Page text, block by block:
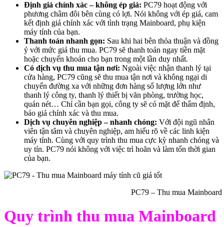
Định giá chính xác – không ép giá: PC79 hoạt động với
phương châm đôi bên cùng có lợi. Nói không với ép giá, cam
kết định giá chính xác với tình trạng Mainboard, phụ kiện
máy tính của bạn.
Thanh toán nhanh gọn: Sau khi hai bên thỏa thuận và đồng
ý với mức giá thu mua. PC79 sẽ thanh toán ngay tiền mặt
hoặc chuyển khoản cho bạn trong một lần duy nhất.
Có dịch vụ thu mua tận nơi: Ngoài việc nhận thanh lý tại
cửa hàng, PC79 cũng sẽ thu mua tận nơi và không ngại di
chuyển đường xa với những đơn hàng số lượng lớn như
thanh lý công ty, thanh lý thiết bị văn phòng, trường học,
quán nét… Chỉ cần bạn gọi, công ty sẽ có mặt để thẩm định,
báo giá chính xác và thu mua.
Dịch vụ chuyên nghiệp – nhanh chóng: Với đội ngũ nhân
viên tận tâm và chuyên nghiệp, am hiểu rõ về các linh kiện
máy tính. Cùng với quy trình thu mua cực kỳ nhanh chóng và
uy tín. PC79 nói không với việc trì hoãn và làm tốn thời gian
của bạn.
PC79 – Thu mua
Quy trình thu mua Mainboard